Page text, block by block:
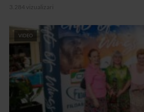
3.284 vizualizari
VIDEO